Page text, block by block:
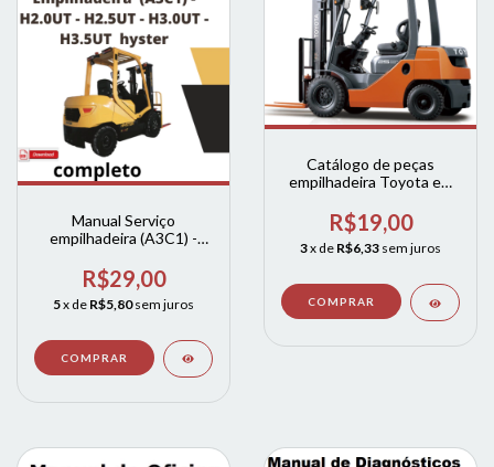
Manual Serviço
empilhadeira (A3C1) -
H3.0UT - H3.5UT hyster
R$29,00
5x de R$5,80 sem juros
Catálogo de peças
empilhadeira Toyota em
R$19,00
3x de R$6,33 sem juros